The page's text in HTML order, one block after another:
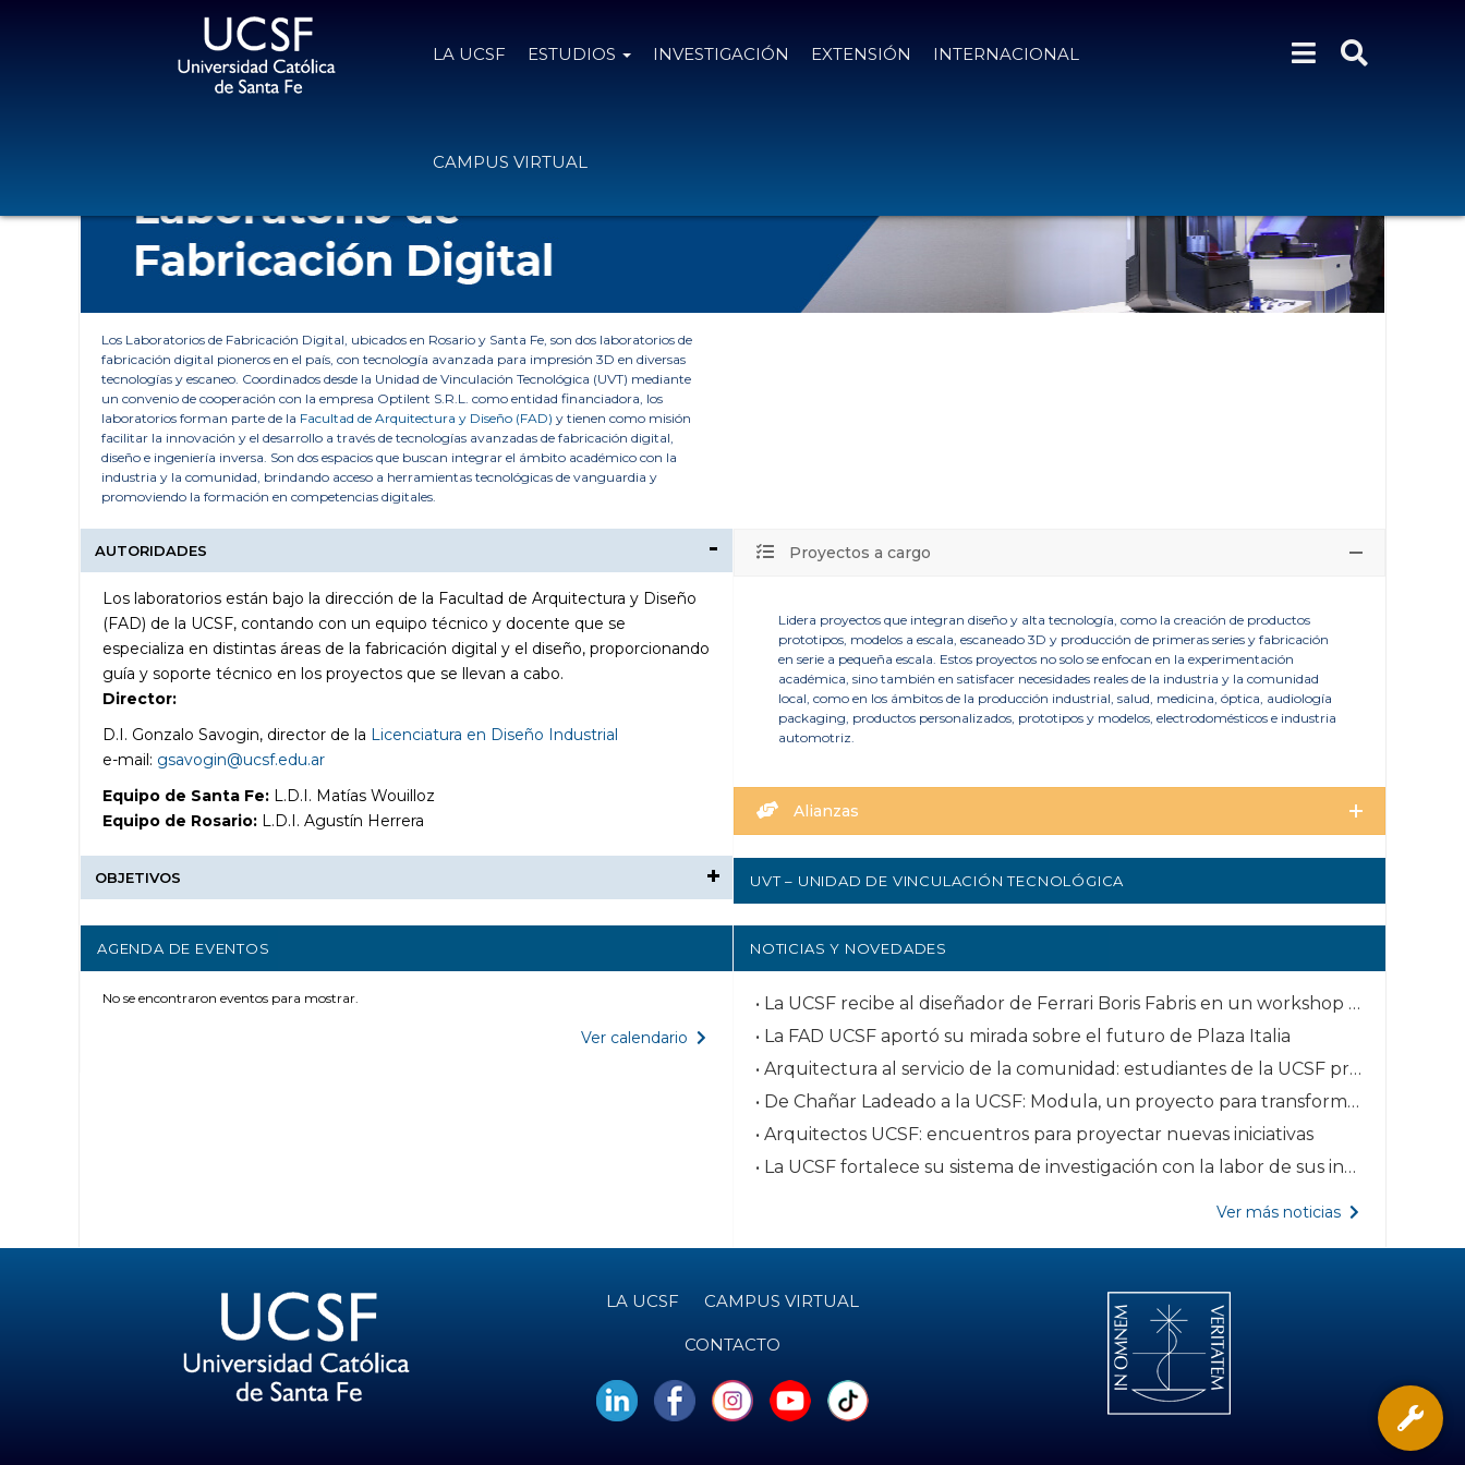
LA UCSF ESTUDIOS INVESTIGACIÓN EXTENSIÓN INTERNACIONAL
CAMPUS VIRTUAL
Los Laboratorios de Fabricación Digital, ubicados en Rosario y Santa Fe, son dos laboratorios de
fabricación digital pioneros en el país, con tecnología avanzada para impresión 3D en diversas
tecnologías y escaneo. Coordinados desde la Unidad de Vinculación Tecnológica (UVT) mediante
un convenio de cooperación con la empresa Optilent S.R.L. como entidad financiadora, los
laboratorios forman parte de la Facultad de Arquitectura y Diseño (FAD) y tienen como misión
facilitar la innovación y el desarrollo a través de tecnologías avanzadas de fabricación digital,
diseño e ingeniería inversa. Son dos espacios que buscan integrar el ámbito académico con la
industria y la comunidad, brindando acceso a herramientas tecnológicas de vanguardia y
promoviendo la formación en competencias digitales.
AUTORIDADES
Los laboratorios están bajo la dirección de la Facultad de Arquitectura y Diseño
(FAD) de la UCSF, contando con un equipo técnico y docente que se
especializa en distintas áreas de la fabricación digital y el diseño, proporcionando
guía y soporte técnico en los proyectos que se llevan a cabo.
Director:
D.I. Gonzalo Savogin, director de la Licenciatura en Diseño Industrial
e-mail: gsavogin@ucsf.edu.ar
Equipo de Santa Fe: L.D.I. Matías Wouilloz
Equipo de Rosario: L.D.I. Agustín Herrera
OBJETIVOS
Proyectos a cargo
Lidera proyectos que integran diseño y alta tecnología, como la creación de productos
prototipos, modelos a escala, escaneado 3D y producción de primeras series y fabricación
en serie a pequeña escala. Estos proyectos no solo se enfocan en la experimentación
académica, sino también en satisfacer necesidades reales de la industria y la comunidad
local, como en los ámbitos de la producción industrial, salud, medicina, óptica, audiología
packaging, productos personalizados, prototipos y modelos, electrodomésticos e industria
automotriz.
Alianzas
UVT – UNIDAD DE VINCULACIÓN TECNOLÓGICA
AGENDA DE EVENTOS
No se encontraron eventos para mostrar.
Ver calendario
NOTICIAS Y NOVEDADES
• La UCSF recibe al diseñador de Ferrari Boris Fabris en un workshop sobre diseño automotriz
• La FAD UCSF aportó su mirada sobre el futuro de Plaza Italia
• Arquitectura al servicio de la comunidad: estudiantes de la UCSF proyectaron una escuela de oficios
• De Chañar Ladeado a la UCSF: Modula, un proyecto para transformar los espacios públicos
• Arquitectos UCSF: encuentros para proyectar nuevas iniciativas
• La UCSF fortalece su sistema de investigación con la labor de sus investigadores categorizados
Ver más noticias
LA UCSF CAMPUS VIRTUAL
CONTACTO